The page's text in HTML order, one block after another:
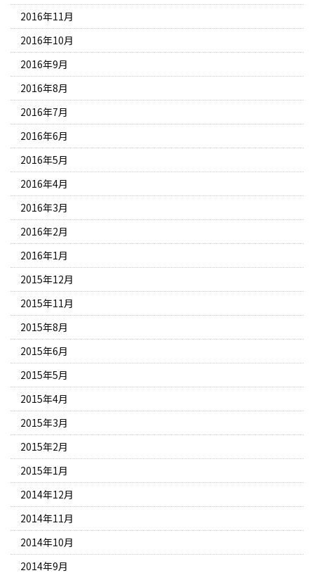
2016年11月
2016年10月
2016年9月
2016年8月
2016年7月
2016年6月
2016年5月
2016年4月
2016年3月
2016年2月
2016年1月
2015年12月
2015年11月
2015年8月
2015年6月
2015年5月
2015年4月
2015年3月
2015年2月
2015年1月
2014年12月
2014年11月
2014年10月
2014年9月